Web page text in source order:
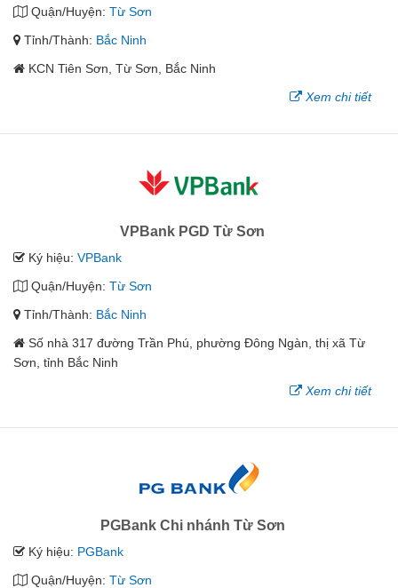
Quận/Huyện: Từ Sơn
Tỉnh/Thành: Bắc Ninh
KCN Tiên Sơn, Từ Sơn, Bắc Ninh
Xem chi tiết
VPBank PGD Từ Sơn
Ký hiệu: VPBank
Quận/Huyện: Từ Sơn
Tỉnh/Thành: Bắc Ninh
Số nhà 317 đường Trần Phú, phường Đông Ngàn, thị xã Từ
Sơn, tỉnh Bắc Ninh
Xem chi tiết
PGBank Chi nhánh Từ Sơn
Ký hiệu: PGBank
Quận/Huyện: Từ Sơn